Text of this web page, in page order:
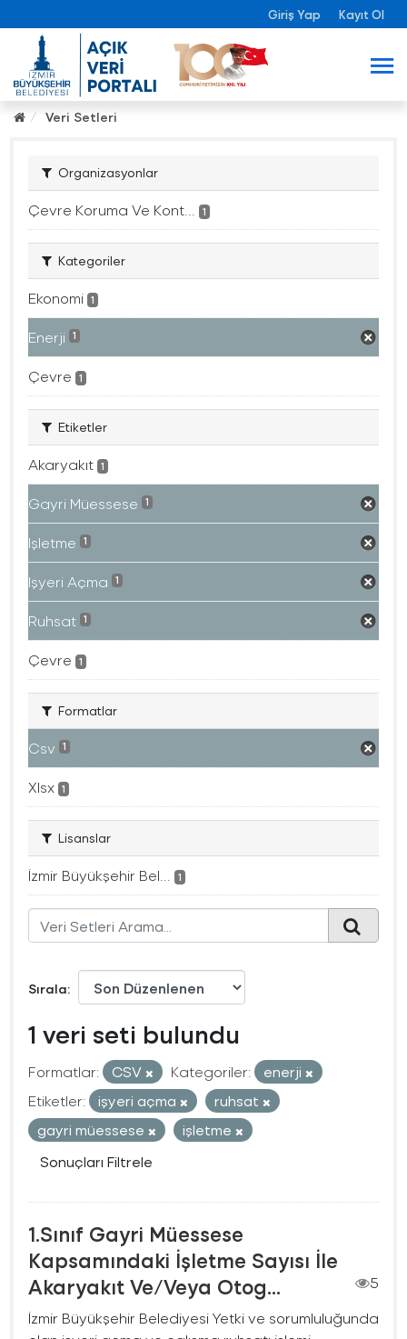
Giriş Yap Kayıt Ol
Veri Setleri
Organizasyonlar
Çevre Koruma Ve Kont... 1
Kategoriler
Ekonomi 1
Enerji 1
Çevre 1
Etiketler
Akaryakıt 1
Gayri Müessese 1
Işletme 1
Işyeri Açma 1
Ruhsat 1
Çevre 1
Formatlar
Csv 1
Xlsx 1
Lisanslar
İzmir Büyükşehir Bel... 1
Sırala
1 veri seti bulundu
Formatlar: CSV Kategoriler:
enerji
Etiketler:
işyeri açma
ruhsat
gayri müessese
işletme
Sonuçları Filtrele
1.Sınıf Gayri Müessese
Kapsamındaki İşletme Sayısı İle
Akaryakıt Ve/Veya Otog...
5
İzmir Büyükşehir Belediyesi Yetki ve sorumluluğunda